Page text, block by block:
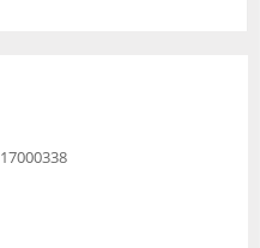
17000338